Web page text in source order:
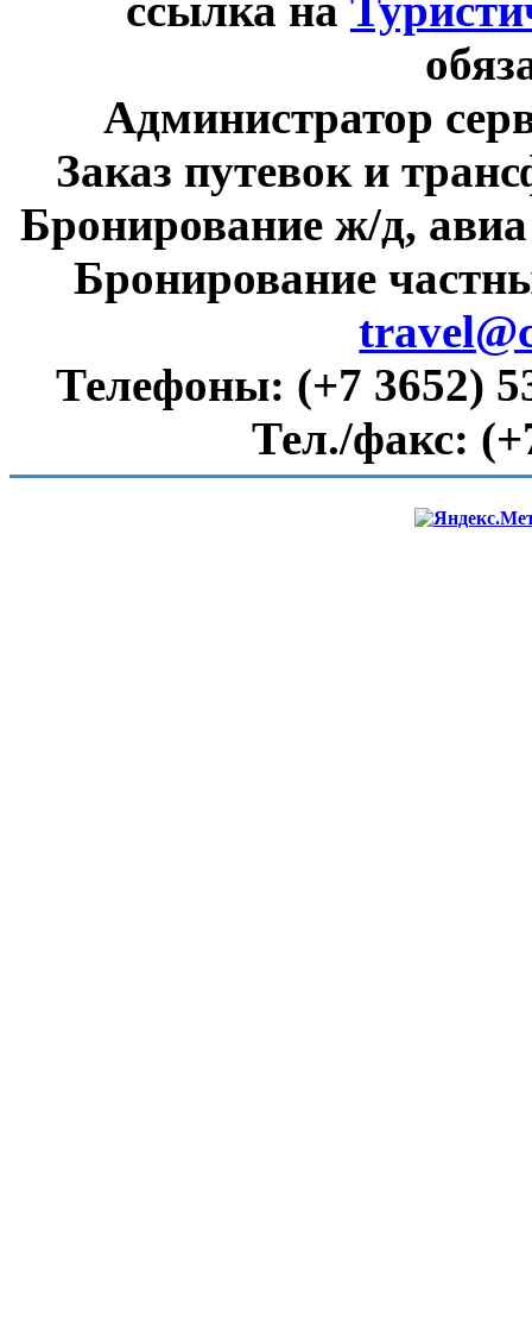
Администратор
Заказ путевок и
Бронирование ж/д,
Бронирование
Телефоны: (+7 3652)
Тел./факс: